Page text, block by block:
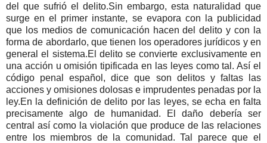
del que sufrió el delito.Sin embargo, esta naturalidad que
surge en el primer instante, se evapora con la publicidad
que los medios de comunicación hacen del delito y con la
forma de abordarlo, que tienen los operadores jurídicos y en
general el sistema.El delito se convierte exclusivamente en
una acción u omisión tipificada en las leyes como tal. Así el
código penal español, dice que son delitos y faltas las
acciones y omisiones dolosas e imprudentes penadas por la
ley.En la definición de delito por las leyes, se echa en falta
precisamente algo de humanidad. El daño debería ser
central así como la violación que produce de las relaciones
entre los miembros de la comunidad. Tal parece que el